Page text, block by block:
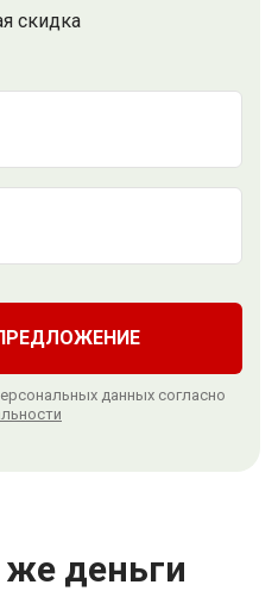
скидка
данных согласно
же деньги